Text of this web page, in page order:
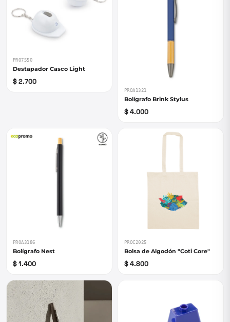
PRO7550
Destapador Casco Light
$ 2.700
PROA1321
Bolígrafo Brink Stylus
$ 4.000
PROA3186
Bolígrafo Nest
$ 1.400
PROC2025
Bolsa de Algodón "Coti Core"
$ 4.800